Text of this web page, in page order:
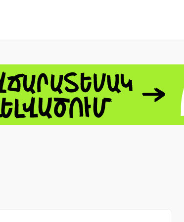
-0.12
+0.11
+0.04